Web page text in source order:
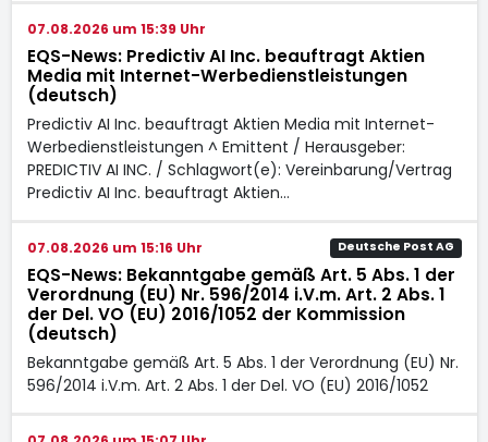
07.08.2026 um 15:39 Uhr
EQS-News: Predictiv AI Inc. beauftragt Aktien
Media mit Internet-Werbedienstleistungen
(deutsch)
Predictiv AI Inc. beauftragt Aktien Media mit Internet-
Werbedienstleistungen ^ Emittent / Herausgeber:
PREDICTIV AI INC. / Schlagwort(e): Vereinbarung/Vertrag
Predictiv AI Inc. beauftragt Aktien…
07.08.2026 um 15:16 Uhr Deutsche Post AG
EQS-News: Bekanntgabe gemäß Art. 5 Abs. 1 der
Verordnung (EU) Nr. 596/2014 i.V.m. Art. 2 Abs. 1
der Del. VO (EU) 2016/1052 der Kommission
(deutsch)
Bekanntgabe gemäß Art. 5 Abs. 1 der Verordnung (EU) Nr.
596/2014 i.V.m. Art. 2 Abs. 1 der Del. VO (EU) 2016/1052